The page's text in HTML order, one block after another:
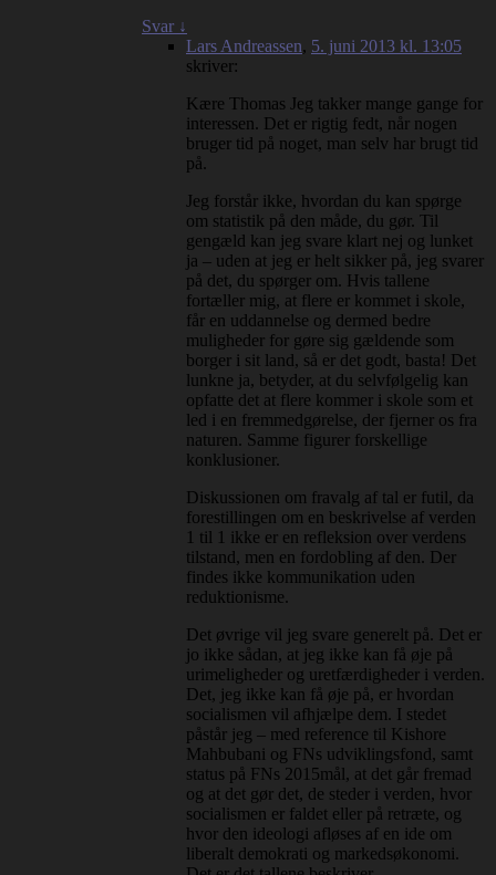
Svar ↓
Lars Andreassen, 5. juni 2013 kl. 13:05
skriver:
Kære Thomas Jeg takker mange gange for
interessen. Det er rigtig fedt, når nogen
bruger tid på noget, man selv har brugt tid
på.
Jeg forstår ikke, hvordan du kan spørge
om statistik på den måde, du gør. Til
gengæld kan jeg svare klart nej og lunket
ja – uden at jeg er helt sikker på, jeg svarer
på det, du spørger om. Hvis tallene
fortæller mig, at flere er kommet i skole,
får en uddannelse og dermed bedre
muligheder for gøre sig gældende som
borger i sit land, så er det godt, basta! Det
lunkne ja, betyder, at du selvfølgelig kan
opfatte det at flere kommer i skole som et
led i en fremmedgørelse, der fjerner os fra
naturen. Samme figurer forskellige
konklusioner.
Diskussionen om fravalg af tal er futil, da
forestillingen om en beskrivelse af verden
1 til 1 ikke er en refleksion over verdens
tilstand, men en fordobling af den. Der
findes ikke kommunikation uden
reduktionisme.
Det øvrige vil jeg svare generelt på. Det er
jo ikke sådan, at jeg ikke kan få øje på
urimeligheder og uretfærdigheder i verden.
Det, jeg ikke kan få øje på, er hvordan
socialismen vil afhjælpe dem. I stedet
påstår jeg – med reference til Kishore
Mahbubani og FNs udviklingsfond, samt
status på FNs 2015mål, at det går fremad
og at det gør det, de steder i verden, hvor
socialismen er faldet eller på retræte, og
hvor den ideologi afløses af en ide om
liberalt demokrati og markedsøkonomi.